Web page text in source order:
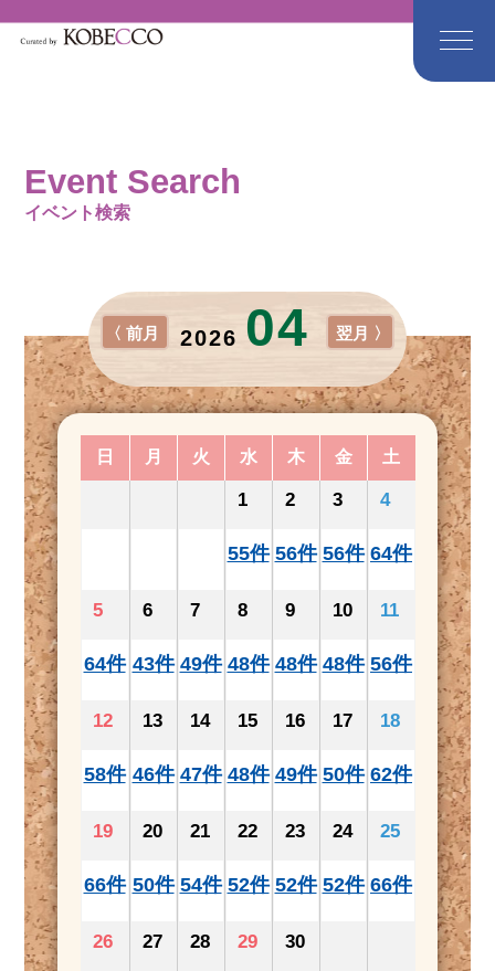
Event Search
イベント検索
2026 04
〈 前月 翌月 〉
日 月 火 水 木 金 土
1
55件
2
56件
3
56件
4
64件
5
64件
6
43件
7
49件
8
48件
9
48件
10
48件
11
56件
12
58件
13
46件
14
47件
15
48件
16
49件
17
50件
18
62件
19
66件
20
50件
21
54件
22
52件
23
52件
24
52件
25
66件
26 27 28 29 30